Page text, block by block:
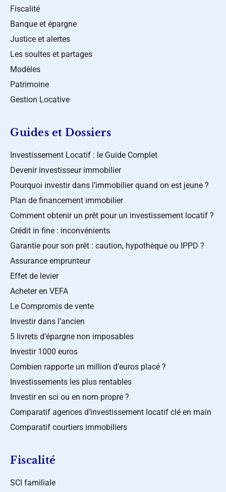
Fiscalité
Banque et épargne
Justice et alertes
Les soultes et partages
Modèles
Patrimoine
Gestion Locative
Guides et Dossiers
Investissement Locatif : le Guide Complet
Devenir investisseur immobilier
Pourquoi investir dans l’immobilier quand on est jeune ?
Plan de financement immobilier
Comment obtenir un prêt pour un investissement locatif ?
Crédit in fine : inconvénients
Garantie pour son prêt : caution, hypothèque ou IPPD ?
Assurance emprunteur
Effet de levier
Acheter en VEFA
Le Compromis de vente
Investir dans l’ancien
5 livrets d’épargne non imposables
Investir 1000 euros
Combien rapporte un million d’euros placé ?
Investissements les plus rentables
Investir en sci ou en nom propre ?
Comparatif agences d’investissement locatif clé en main
Comparatif courtiers immobiliers
Fiscalité
SCI familiale